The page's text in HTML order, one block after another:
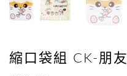
縮口袋組 CK-朋友